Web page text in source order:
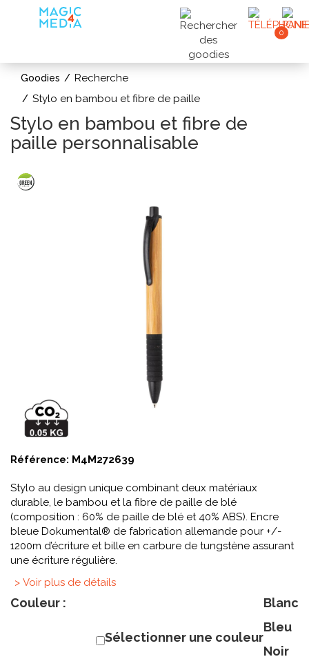
0
Goodies
Recherche
Stylo en bambou et fibre de paille
Stylo en bambou et fibre de
paille personnalisable
Référence: M4M272639
Stylo au design unique combinant deux matériaux
durable, le bambou et la fibre de paille de blé
(composition : 60% de paille de blé et 40% ABS). Encre
bleue Dokumental® de fabrication allemande pour +/-
1200m d’écriture et bille en carbure de tungstène assurant
une écriture régulière.
> Voir plus de détails
Couleur :
Sélectionner une couleur
Blanc
Bleu
Noir